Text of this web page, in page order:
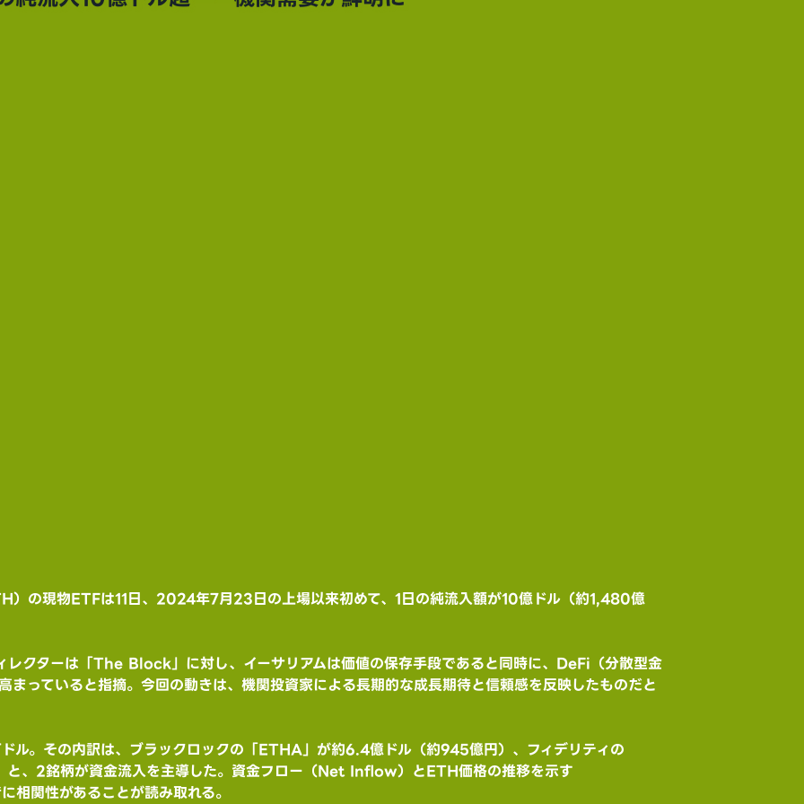
）の現物ETFは11日、2024年7月23日の上場以来初めて、1日の純流入額が10億ドル（約1,480億
ターは「The Block」に対し、イーサリアムは価値の保存手段であると同時に、DeFi（分散型金
っていると指摘。今回の動きは、機関投資家による長期的な成長期待と信頼感を反映したものだと
ル。その内訳は、ブラックロックの「ETHA」が約6.4億ドル（約945億円）、フィデリティの
、2銘柄が資金流入を主導した。資金フロー（Net Inflow）とETH価格の推移を示す
関性があることが読み取れる。